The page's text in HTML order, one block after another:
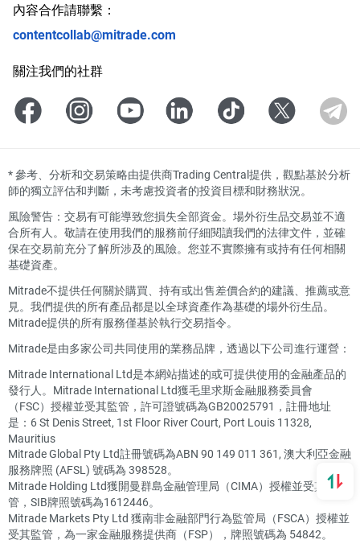
內容合作請聯繫：
contentcollab@mitrade.com
關注我們的社群
*參考、分析和交易策略由提供商Trading Central提供，觀點基於分析
師的獨立評估和判斷，未考慮投資者的投資目標和財務狀況。
風險警告：交易有可能導致您損失全部資金。場外衍生品交易並不適
合所有人。敬請在使用我們的服務前仔細閱讀我們的法律文件，並確
保在交易前充分了解所涉及的風險。您並不實際擁有或持有任何相關
基礎資產。
Mitrade不提供任何關於購買、持有或出售差價合約的建議、推薦或意
見。我們提供的所有產品都是以全球資產作為基礎的場外衍生品。
Mitrade提供的所有服務僅基於執行交易指令。
Mitrade是由多家公司共同使用的業務品牌，透過以下公司進行運營：
Mitrade International Ltd是本網站描述的或可提供使用的金融產品的
發行人。Mitrade International Ltd獲毛里求斯金融服務委員會
（FSC）授權並受其監管，許可證號碼為GB20025791，註冊地址
是：6 St Denis Street, 1st Floor River Court, Port Louis 11328,
Mauritius
Mitrade Global Pty Ltd註冊號碼為ABN 90 149 011 361, 澳大利亞金融
服務牌照 (AFSL) 號碼為 398528。
Mitrade Holding Ltd獲開曼群島金融管理局（CIMA）授權並受其監
管，SIB牌照號碼為1612446。
Mitrade Markets Pty Ltd 獲南非金融部門行為監管局（FSCA）授權並
受其監管，為一家金融服務提供商（FSP），牌照號碼為 54842。